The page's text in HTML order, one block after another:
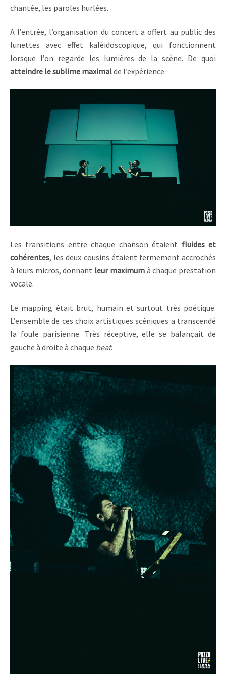
chantée, les paroles hurlées.
A l’entrée, l’organisation du concert a offert au public des
lunettes avec effet kaléidoscopique, qui fonctionnent
lorsque l’on regarde les lumières de la scène. De quoi
atteindre le sublime maximalde l’expérience.
Les transitions entre chaque chanson étaient fluides et
cohérentes, les deux cousins étaient fermement accrochés
à leurs micros, donnant leur maximumà chaque prestation
vocale.
Le mapping était brut, humain et surtout très poétique.
L’ensemble de ces choix artistiques scéniques a transcendé
la foule parisienne. Très réceptive, elle se balançait de
gauche à droite à chaque beat.